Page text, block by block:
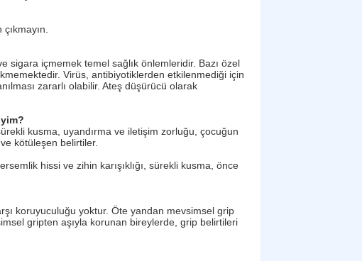
sigara içmemek temel sağlık önlemleridir. Bazı özel
Virüs, antibiyotiklerden etkilenmediği için
zararlı olabilir. Ateş düşürücü olarak
kusma, uyandırma ve iletişim zorluğu, çocuğun
kötüleşen belirtiler.
hissi ve zihin karışıklığı, sürekli kusma, önce
koruyuculuğu yoktur. Öte yandan mevsimsel grip
gripten aşıyla korunan bireylerde, grip belirtileri